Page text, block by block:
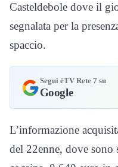
Casteldebole dove il
segnalata per la
spaccio.
Segui èTV Rete 7 su
Google
L’informazione
del 22enne, dove